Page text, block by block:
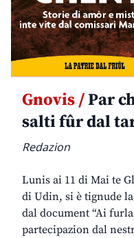
Gnovis /Par
salti fûr dal
Redazion
Lunis ai 11 di Mai te
di Udin, si è tignude
dal document “Ai
partecipazion dal